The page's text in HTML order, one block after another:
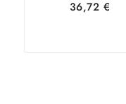
36,72 €